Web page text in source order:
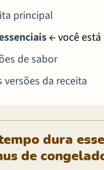
principal
← você
de sabor
versões da receita
dura
de